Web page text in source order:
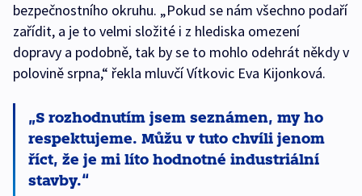
bezpečnostního okruhu. „Pokud se nám všechno podaří
zařídit, a je to velmi složité i z hlediska omezení
dopravy a podobně, tak by se to mohlo odehrát někdy v
polovině srpna,“ řekla mluvčí Vítkovic Eva Kijonková.
S rozhodnutím jsem seznámen, my ho
respektujeme. Můžu v tuto chvíli jenom
říct, že je mi líto hodnotné industriální
stavby.